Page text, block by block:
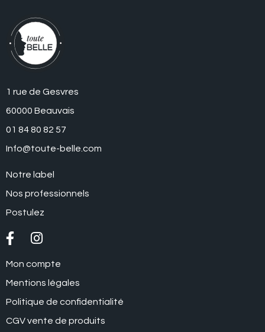
1 rue de Gesvres
60000 Beauvais
01 84 80 82 57
Info@toute-belle.com
Notre label
Nos professionnels
Postulez
Mon compte
Mentions légales
Politique de confidentialité
CGV vente de produits